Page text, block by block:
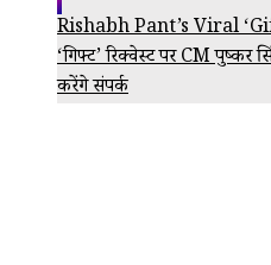
Rishabh Pant’s Viral
‘गिफ्ट’ रिक्वेस्ट पर CM पुष्कर
करेंगे संपर्क